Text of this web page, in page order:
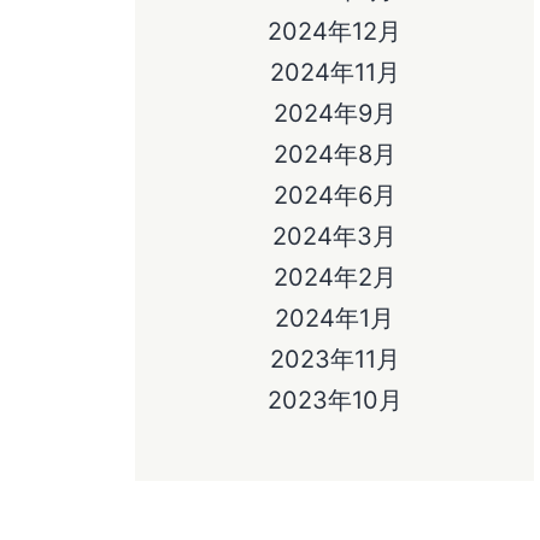
2024年12月
2024年11月
2024年9月
2024年8月
2024年6月
2024年3月
2024年2月
2024年1月
2023年11月
2023年10月